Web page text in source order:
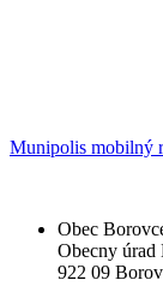
Munipolis mobilný
Obec
Obecny úrad
922 09